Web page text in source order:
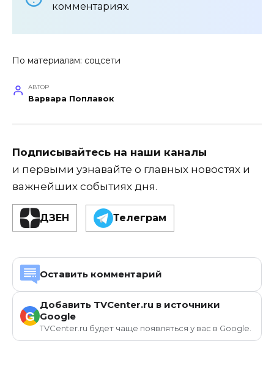
комментариях.
По материалам: соцсети
АВТОР
Варвара Поплавок
Подписывайтесь на наши каналы
и первыми узнавайте о главных новостях и
важнейших событиях дня.
ДЗЕН Телеграм
Оставить комментарий
G
Добавить TVCenter.ru в источники
Google
TVCenter.ru будет чаще появляться у вас в Google.